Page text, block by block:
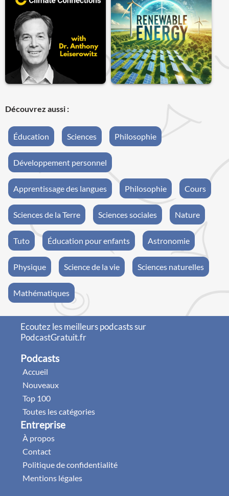
Découvrez aussi :
Éducation Sciences Philosophie
Développement personnel
Apprentissage des langues Philosophie Cours
Sciences de la Terre Sciences sociales Nature
Tuto Éducation pour enfants Astronomie
Physique Science de la vie Sciences naturelles
Mathématiques
Ecoutez les meilleurs podcasts sur
PodcastGratuit.fr
Podcasts
Accueil
Nouveaux
Top 100
Toutes les catégories
Entreprise
À propos
Contact
Politique de confidentialité
Mentions légales